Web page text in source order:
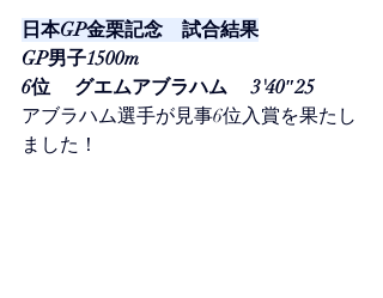
日本GP金栗記念　試合結果
GP男子1500m
6位 　グエムアブラハム　 3'40″25
アブラハム選手が見事6位入賞を果たし
ました！